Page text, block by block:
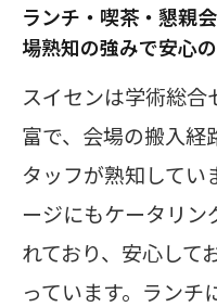
ランチ・喫茶・懇親
場熟知の強みで安心
スイセンは学術総
富で、会場の搬入経
タッフが熟知してい
ージにもケータリン
れており、安心して
っています。ランチ